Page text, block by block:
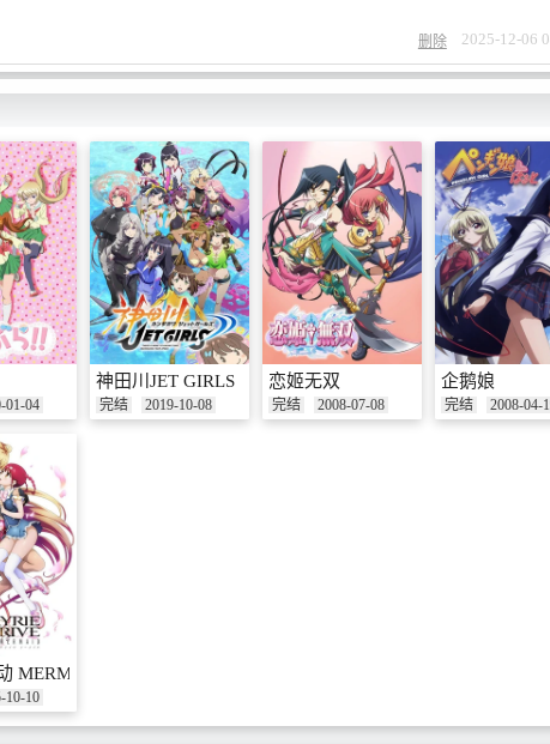
删除 2025-12-06
01-04
神田川JET GIRLS
完结 2019-10-08
恋姬无双
完结 2008-07-08
企鹅娘
完结 2008-04-
MERMAID
10-10